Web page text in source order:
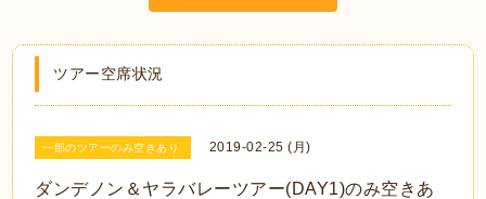
ツアー空席状況
一部のツアーのみ空きあり 2019-02-25 (月)
ダンデノン＆ヤラバレーツアー(DAY1)のみ空きあ